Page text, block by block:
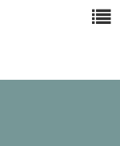
浜松マスクと
商品一覧